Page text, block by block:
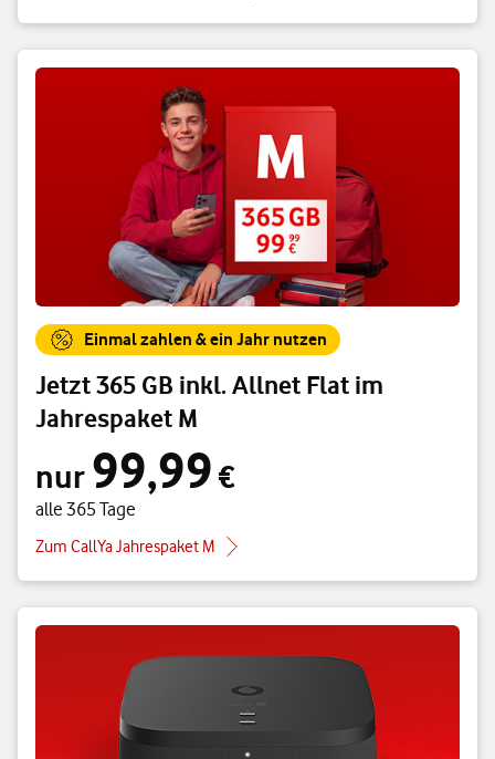
Einmal zahlen & ein Jahr nutzen
Jetzt 365 GB inkl. Allnet Flat im
Jahrespaket M
nur 99,99 € alle 365 Tage
nur 99,99 €
alle 365 Tage
Zum CallYa Jahrespaket M